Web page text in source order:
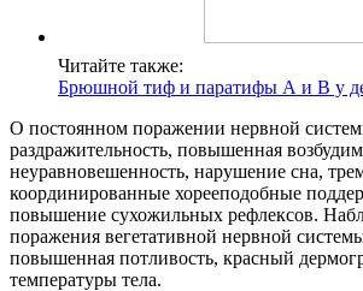
Читайте также:
Брюшной тиф и паратифы А и В у
О постоянном поражении нервной
раздражительность, повышенная
неуравновешенность, нарушение сна,
координированные хорееподобные
повышение сухожильных рефлексов.
поражения вегетативной нервной
повышенная потливость, красный
температуры тела.